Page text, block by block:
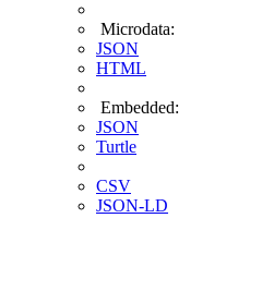
Microdata:
JSON
HTML
Embedded:
JSON
Turtle
CSV
JSON-LD